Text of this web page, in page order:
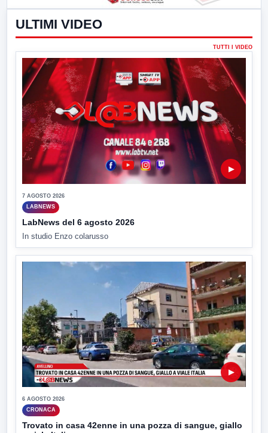
ULTIMI VIDEO
TUTTI I VIDEO
▶
7 AGOSTO 2026
LABNEWS
LabNews del 6 agosto 2026
In studio Enzo colarusso
▶
6 AGOSTO 2026
CRONACA
Trovato in casa 42enne in una pozza di sangue, giallo